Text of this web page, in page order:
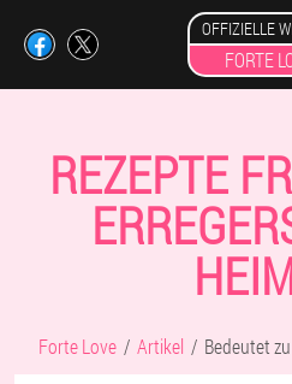
OFFIZIELLE
FORTE
REZEPTE
Forte Love Artikel Bedeutet